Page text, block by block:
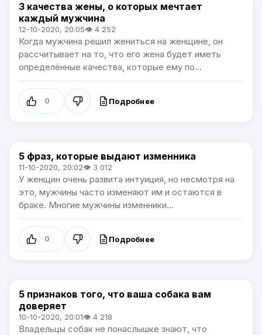
Лайфхаки
3 качества жены, о которых мечтает
каждый мужчина
12-10-2020, 20:05👁 4 252
Когда мужчина решил жениться на женщине, он
рассчитывает на то, что его жена будет иметь
определённые качества, которые ему по...
0 Подробнее
Жизнь
5 фраз, которые выдают изменника
11-10-2020, 20:02👁 3 012
У женщин очень развита интуиция, но несмотря на
это, мужчины часто изменяют им и остаются в
браке. Многие мужчины изменники...
0 Подробнее
Жизнь
5 признаков того, что ваша собака вам
доверяет
10-10-2020, 20:01👁 4 218
Владельцы собак не понаслышке знают, что